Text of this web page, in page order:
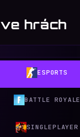
hrách
ESPORTS
BATTLE ROYALE
SINGLEPLAYER